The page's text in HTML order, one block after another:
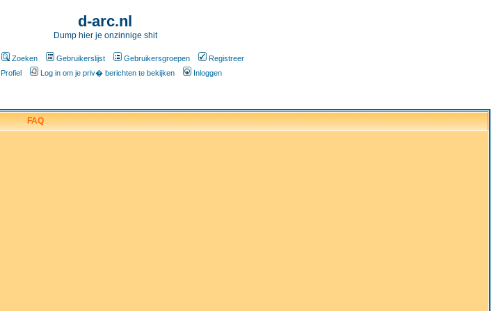
d-arc.nl
Dump hier je onzinnige shit
Zoeken Gebruikerslijst Gebruikersgroepen
Registreer
Profiel
Log in om je priv� berichten te bekijken Inloggen
FAQ